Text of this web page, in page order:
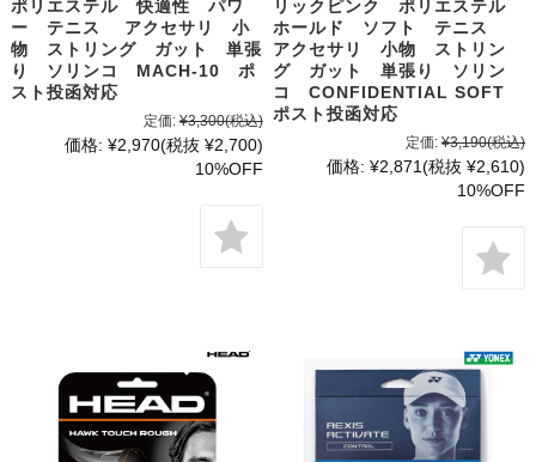
ポリエステル 快適性 パワ
ー テニス アクセサリ 小
物 ストリング ガット 単張
り ソリンコ MACH-10 ポ
スト投函対応
定価: ¥3,300(税込)
価格: ¥2,970(税抜 ¥2,700)
10%OFF
リックピンク ポリエステル
ホールド ソフト テニス
アクセサリ 小物 ストリン
グ ガット 単張り ソリン
コ CONFIDENTIAL SOFT
ポスト投函対応
定価: ¥3,190(税込)
価格: ¥2,871(税抜 ¥2,610)
10%OFF